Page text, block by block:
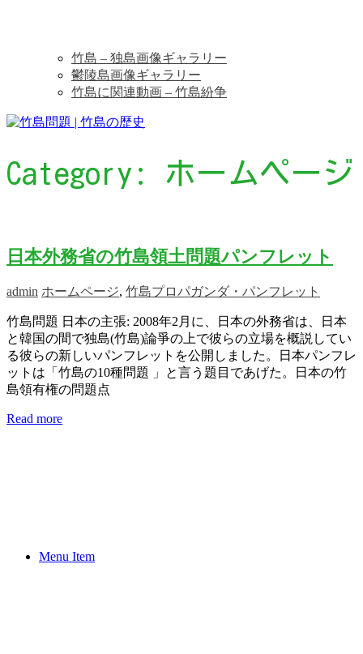
竹島 – 独島画像ギャラリー
鬱陵島画像ギャラリー
竹島に関連動画 – 竹島紛争
Category: ホームページ
日本外務省の竹島領土問題パンフレット
admin ホームページ, 竹島プロパガンダ・パンフレット
竹島問題 日本の主張: 2008年2月に、日本の外務省は、日本
と韓国の間で独島(竹島)論爭の上で彼らの立場を概説してい
る彼らの新しいパンフレットを公開しました。日本パンフレ
ットは「竹島の10種問題 」と言う題目であげた。日本の竹
島領有権の問題点
Read more
Menu Item